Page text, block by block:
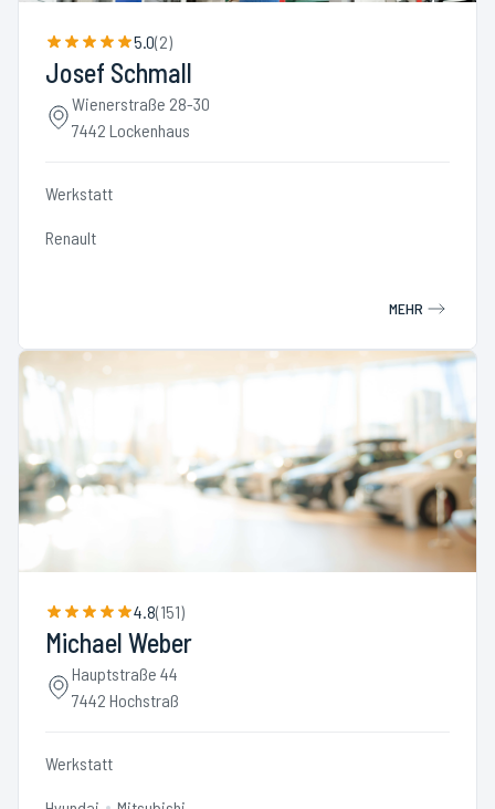
5.0(2)
Josef Schmall
Wienerstraße 28-30
7442 Lockenhaus
Werkstatt
Renault
MEHR
4.8(151)
Michael Weber
Hauptstraße 44
7442 Hochstraß
Werkstatt